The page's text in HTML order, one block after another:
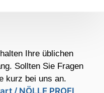
Ihre üblichen
Sollten Sie Fragen
kurz bei uns an.